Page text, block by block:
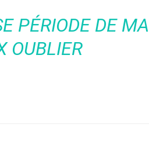
PÉRIODE DE MA
OUBLIER